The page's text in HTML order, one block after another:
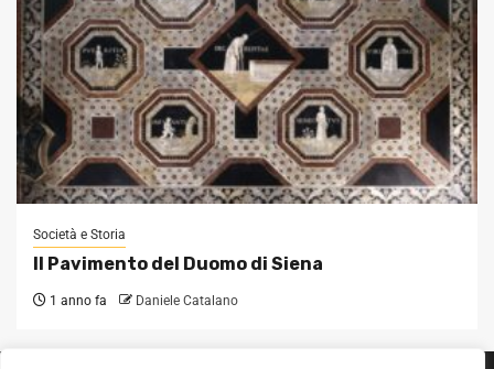
Società e Storia
Il Pavimento del Duomo di Siena
1 anno fa Daniele Catalano